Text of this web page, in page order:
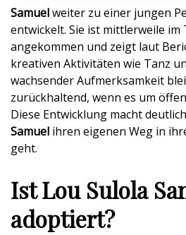
Samuelweiter zu einer jungen
entwickelt. Sie ist mittlerweile
angekommen und zeigt laut
kreativen Aktivitäten wie Tanz
wachsender Aufmerksamkeit
zurückhaltend, wenn es um
Diese Entwicklung macht
Samuel ihren eigenen Weg in
geht.
Ist Lou Sulola
adoptiert?